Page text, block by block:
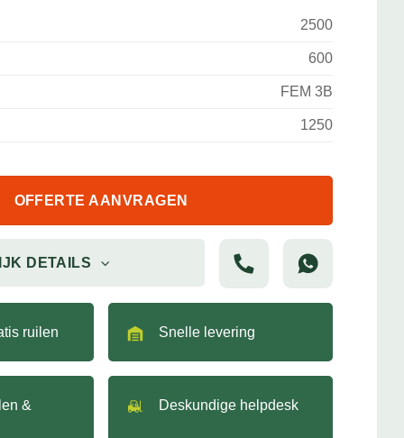
2500
600
FEM 3B
1250
OFFERTE AANVRAGEN
DETAILS
ruilen Snelle levering
&
Deskundige helpdesk